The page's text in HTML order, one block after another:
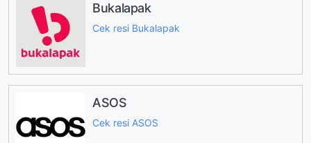
Bukalapak
Cek resi Bukalapak
ASOS
Cek resi ASOS